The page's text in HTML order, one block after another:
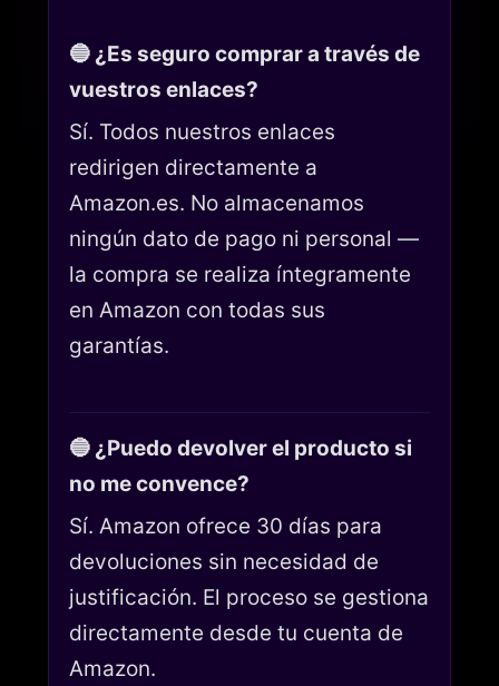
🔵 ¿Es seguro comprar a través de
vuestros enlaces?
Sí. Todos nuestros enlaces
redirigen directamente a
Amazon.es. No almacenamos
ningún dato de pago ni personal —
la compra se realiza íntegramente
en Amazon con todas sus
garantías.
🔵 ¿Puedo devolver el producto si
no me convence?
Sí. Amazon ofrece 30 días para
devoluciones sin necesidad de
justificación. El proceso se gestiona
directamente desde tu cuenta de
Amazon.